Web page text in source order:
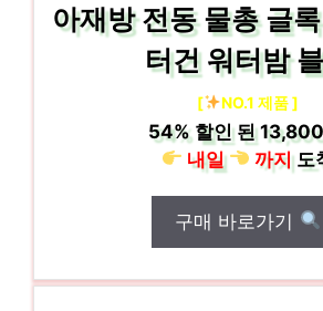
아재방 전동 물총 글
터건 워터밤
[ NO.1 제품 ]
54% 할인 된
내일
까지도
구매 바로가기